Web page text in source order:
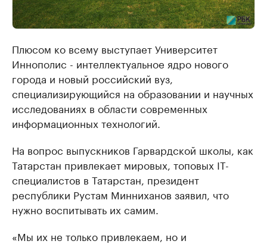
Плюсом ко всему выступает Университет
Иннополис - интеллектуальное ядро нового
города и новый российский вуз,
специализирующийся на образовании и научных
исследованиях в области современных
информационных технологий.
На вопрос выпускников Гарвардской школы, как
Татарстан привлекает мировых, топовых IT-
специалистов в Татарстан, президент
республики Рустам Минниханов заявил, что
нужно воспитывать их самим.
«Мы их не только привлекаем, но и